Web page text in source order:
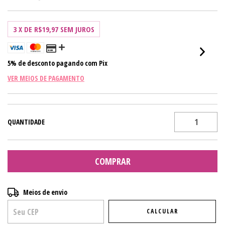
3 X DE R$19,97 SEM JUROS
5% de desconto pagando com Pix
VER MEIOS DE PAGAMENTO
QUANTIDADE
Entregas para o CEP:
Meios de envio
CALCULAR